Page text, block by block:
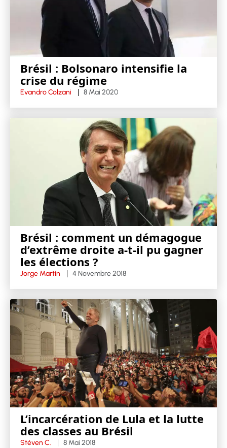
Brésil : Bolsonaro intensifie la
crise du régime
Evandro Colzani 8 Mai 2020
Brésil : comment un démagogue
d’extrême droite a-t-il pu gagner
les élections ?
Jorge Martin 4 Novembre 2018
L’incarcération de Lula et la lutte
des classes au Brésil
Stéven C. 8 Mai 2018